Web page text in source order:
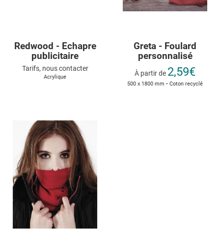
Redwood - Echapre
publicitaire
Tarifs, nous contacter
Acrylique
Greta - Foulard
personnalisé
À partir de 2,59€
500 x 1800 mm • Coton recyclé